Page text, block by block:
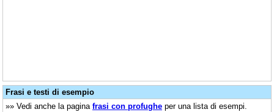
Frasi e testi di esempio
»» Vedi anche la pagina frasi con profughe per una lista di esempi.